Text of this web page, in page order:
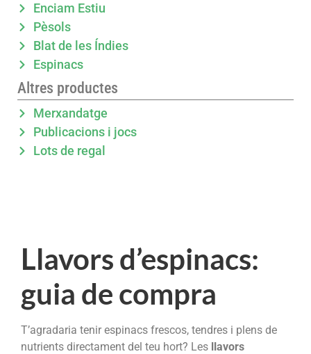
Enciam Estiu
Pèsols
Blat de les Índies
Espinacs
Altres productes
Merxandatge
Publicacions i jocs
Lots de regal
Llavors d’espinacs:
guia de compra
T’agradaria tenir espinacs frescos, tendres i plens de
nutrients directament del teu hort? Les llavors